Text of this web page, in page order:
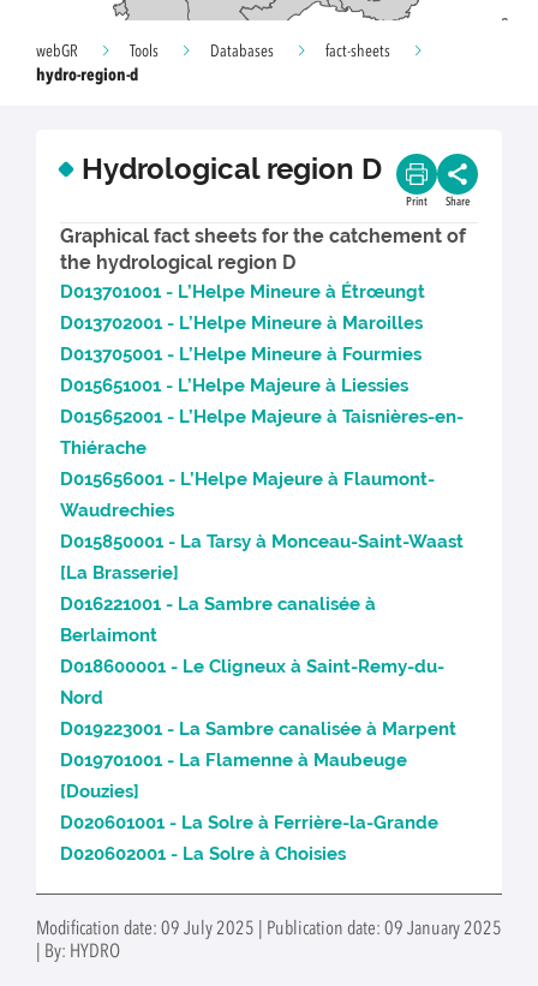
webGR Tools Databases
fact-sheets
hydro-region-d
Hydrological region D
Print Share
Graphical fact sheets for the catchement of
the hydrological region D
D013701001 - L’Helpe Mineure à Étrœungt
D013702001 - L’Helpe Mineure à Maroilles
D013705001 - L’Helpe Mineure à Fourmies
D015651001 - L’Helpe Majeure à Liessies
D015652001 - L’Helpe Majeure à Taisnières-en-
Thiérache
D015656001 - L’Helpe Majeure à Flaumont-
Waudrechies
D015850001 - La Tarsy à Monceau-Saint-Waast
[La Brasserie]
D016221001 - La Sambre canalisée à
Berlaimont
D018600001 - Le Cligneux à Saint-Remy-du-
Nord
D019223001 - La Sambre canalisée à Marpent
D019701001 - La Flamenne à Maubeuge
[Douzies]
D020601001 - La Solre à Ferrière-la-Grande
D020602001 - La Solre à Choisies
Modification date: 09 July 2025 | Publication date: 09 January 2025
| By: HYDRO